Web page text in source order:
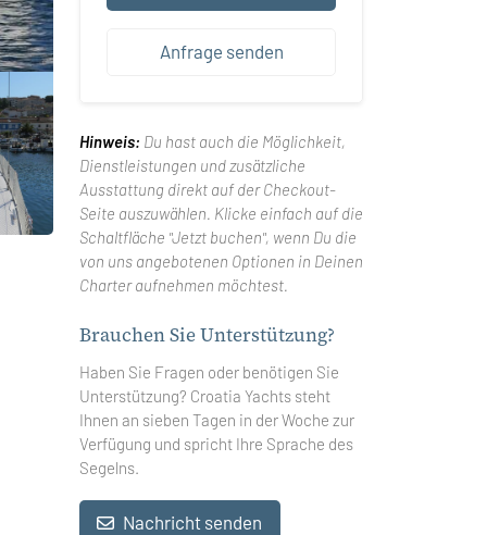
Anfrage senden
Hinweis: Du hast auch die Möglichkeit,
Dienstleistungen und zusätzliche
Ausstattung direkt auf der Checkout-
Seite auszuwählen. Klicke einfach auf die
Schaltfläche "Jetzt buchen", wenn Du die
von uns angebotenen Optionen in Deinen
Charter aufnehmen möchtest.
Brauchen Sie Unterstützung?
Haben Sie Fragen oder benötigen Sie
Unterstützung? Croatia Yachts steht
Ihnen an sieben Tagen in der Woche zur
Verfügung und spricht Ihre Sprache des
Segelns.
Nachricht senden